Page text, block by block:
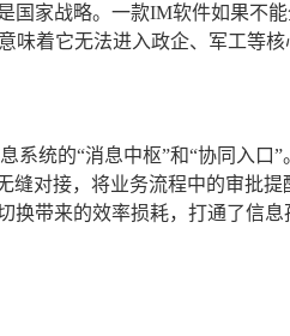
国家战略。一款IM软件如果不
味着它无法进入政企、军工等
统的“消息中枢”和“协同入口”
缝对接，将业务流程中的审批
带来的效率损耗，打通了信息